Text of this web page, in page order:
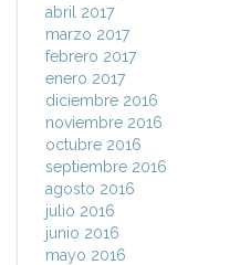
abril 2017
marzo 2017
febrero 2017
enero 2017
diciembre 2016
noviembre 2016
octubre 2016
septiembre 2016
agosto 2016
julio 2016
junio 2016
mayo 2016